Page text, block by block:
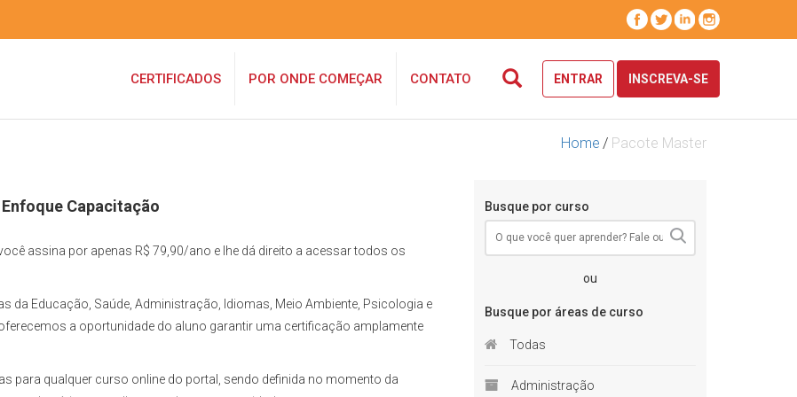
ENTRAR INSCREVA-SE
CERTIFICADOS POR ONDE COMEÇAR CONTATO
Home / Pacote Master
Capacitação
assina por apenas R$ 79,90/ano e lhe dá direito a acessar todos os
da Educação, Saúde, Administração, Idiomas, Meio Ambiente, Psicologia e
a oportunidade do aluno garantir uma certificação amplamente
para qualquer curso online do portal, sendo definida no momento da
Busque por curso
ou
Busque por áreas de curso
Todas
Administração